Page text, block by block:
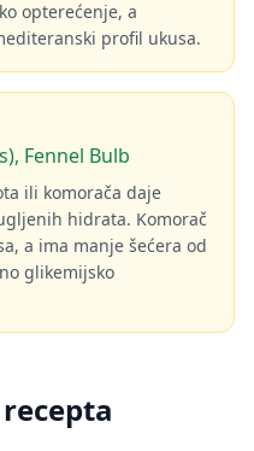
opterećenje, a
profil ukusa.
Fennel Bulb
ili komorača daje
hidrata. Komorač
a ima manje šećera od
glikemijsko